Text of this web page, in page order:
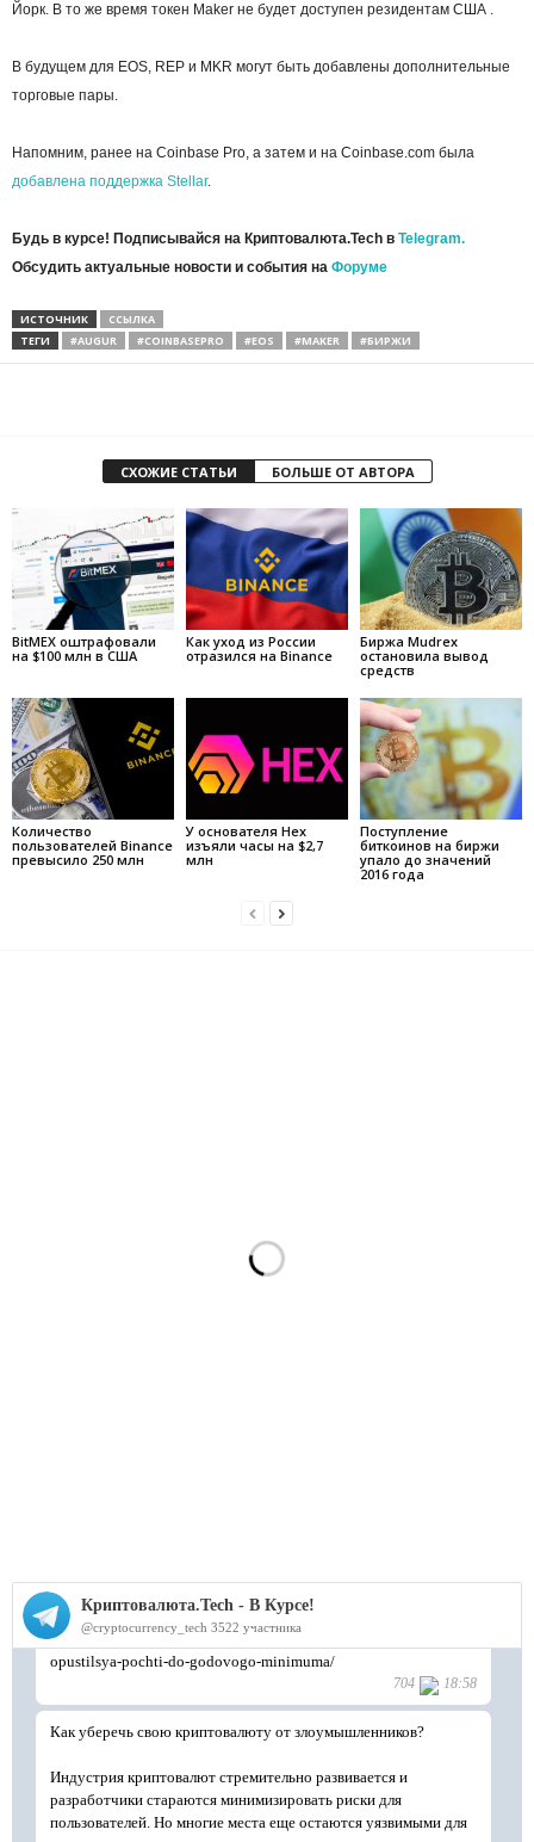
Йорк. В то же время токен Maker не будет доступен резидентам США .
В будущем для EOS, REP и MKR могут быть добавлены дополнительные
торговые пары.
Напомним, ранее на Coinbase Pro, а затем и на Coinbase.com была
добавлена поддержка Stellar.
Будь в курсе! Подписывайся на Криптовалюта.Tech в Telegram.
Обсудить актуальные новости и события на Форуме
ИСТОЧНИК
ССЫЛКА
ТЕГИ
#AUGUR #COINBASEPRO #EOS #MAKER #БИРЖИ
СХОЖИЕ СТАТЬИ БОЛЬШЕ ОТ АВТОРА
BitMEX оштрафовали
на $100 млн в США
Как уход из России
отразился на Binance
Биржа Mudrex
остановила вывод
средств
Количество
пользователей Binance
превысило 250 млн
У основателя Hex
изъяли часы на $2,7
млн
Поступление
биткоинов на биржи
упало до значений
2016 года